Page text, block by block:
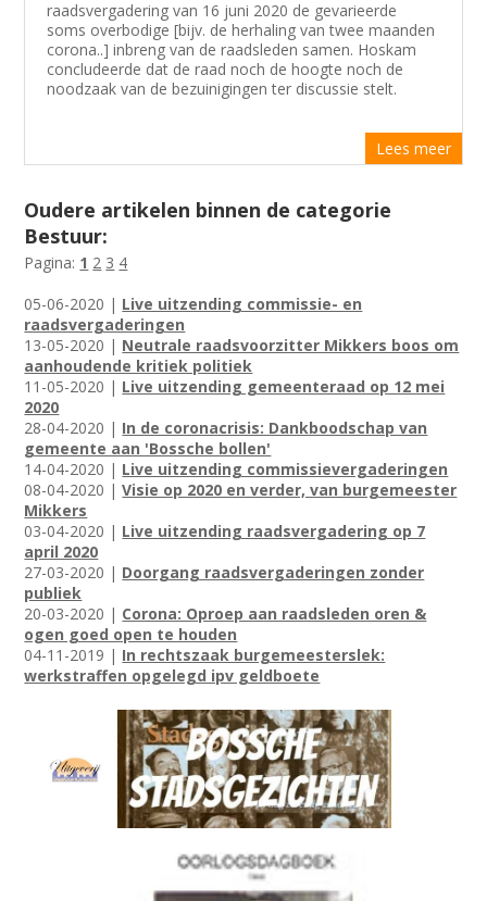
raadsvergadering van 16 juni 2020 de gevarieerde
soms overbodige [bijv. de herhaling van twee maanden
corona..] inbreng van de raadsleden samen. Hoskam
concludeerde dat de raad noch de hoogte noch de
noodzaak van de bezuinigingen ter discussie stelt.
Lees meer
Oudere artikelen binnen de categorie
Bestuur:
Pagina: 1 2 3 4
05-06-2020 | Live uitzending commissie- en
raadsvergaderingen
13-05-2020 | Neutrale raadsvoorzitter Mikkers boos om
aanhoudende kritiek politiek
11-05-2020 | Live uitzending gemeenteraad op 12 mei
2020
28-04-2020 | In de coronacrisis: Dankboodschap van
gemeente aan 'Bossche bollen'
14-04-2020 | Live uitzending commissievergaderingen
08-04-2020 |Visie op 2020 en verder, van burgemeester
Mikkers
03-04-2020 | Live uitzending raadsvergadering op 7
april 2020
27-03-2020 | Doorgang raadsvergaderingen zonder
publiek
20-03-2020 | Corona: Oproep aan raadsleden oren &
ogen goed open te houden
04-11-2019 | In rechtszaak burgemeesterslek:
werkstraffen opgelegd ipv geldboete